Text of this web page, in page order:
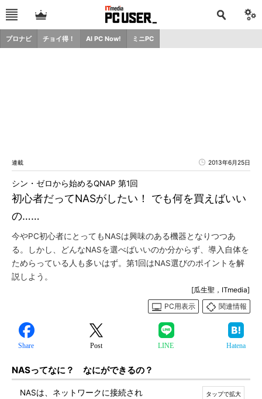
プロナビ チョイ得！ AI PC Now! ミニPC
連載 2013年6月25日
初心者だってNASがしたい！ でも何を買えばいい
の……
シン・ゼロから始めるQNAP 第1回
今やPC初心者にとってもNASは興味のある機器となりつつあ
る。しかし、どんなNASを選べばいいのか分からず、導入自体を
ためらっている人も多いはず。第1回はNAS選びのポイントを解
説しよう。
[瓜生聖，ITmedia]
PC用表示
関連情報
Share Post LINE Hatena
NASってなに？ なにができるの？
NASは、ネットワークに接続され